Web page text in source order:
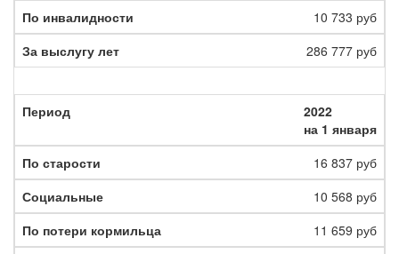
10 733 руб
286 777 руб
2022
на 1 января
16 837 руб
10 568 руб
11 659 руб